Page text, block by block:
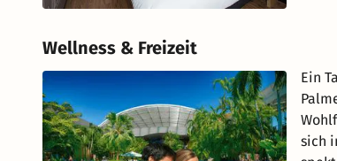
Wellness & Freizeit
Ein
sich